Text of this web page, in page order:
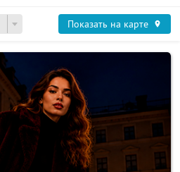
Показать на карте